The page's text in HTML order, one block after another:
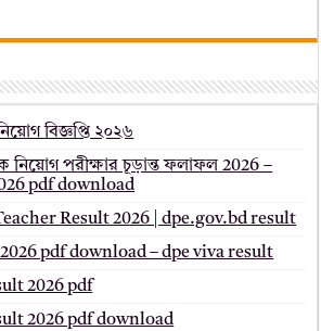
বিজ্ঞপ্তি ২০২৬
নিয়োগ পরীক্ষার চূড়ান্ত ফলাফল 2026 –
pdf download
Result 2026 | dpe.gov.bd result
pdf download – dpe viva result
2026 pdf
2026 pdf download